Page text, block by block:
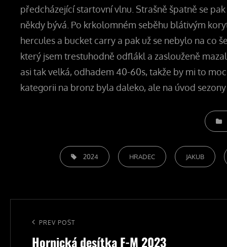
předcházející startovní vlnu. Strašně špatně se
někdy bývá. Po krkolomném seběhu blátivým
hercules a bucket carry a pak už se nebylo na co
který jsem trestuhodně odflákl a zaslouženě
asi tak velká, odhadem 40-60s, takže by mi to
kategorii na bronz byla daleko, ale na úvod
TAGS,
2024 HRADEC JAKUB
příspěvek
Previous
Post
PREV POST
Hornická desítka F-M 2023